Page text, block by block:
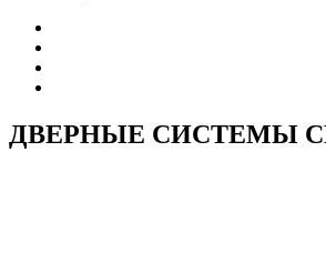
ДВЕРНЫЕ СИСТЕМЫ